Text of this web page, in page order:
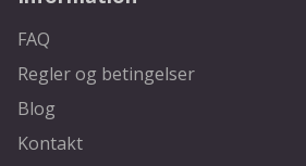
FAQ
Regler og betingelser
Blog
Kontakt